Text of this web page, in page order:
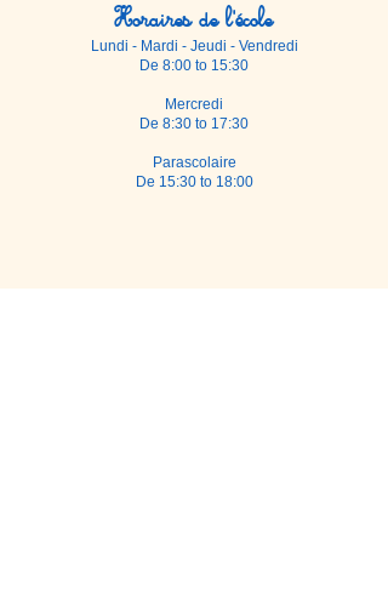
Horaires de l'école
Lundi - Mardi - Jeudi - Vendredi
De 8:00 to 15:30
Mercredi
De 8:30 to 17:30
Parascolaire
De 15:30 to 18:00